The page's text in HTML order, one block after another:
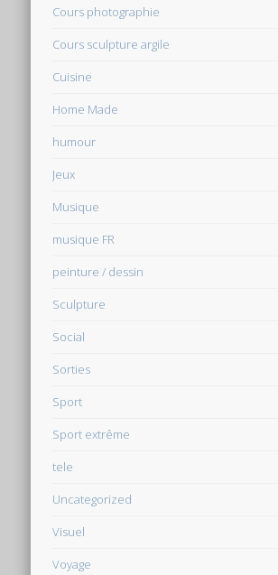
Cours photographie
Cours sculpture argile
Cuisine
Home Made
humour
Jeux
Musique
musique FR
peinture / dessin
Sculpture
Social
Sorties
Sport
Sport extrême
tele
Uncategorized
Visuel
Voyage